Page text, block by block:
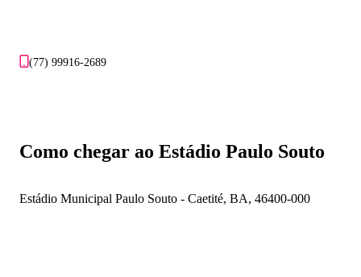
(77) 99916-2689
Como chegar ao Estádio Paulo Souto
Estádio Municipal Paulo Souto - Caetité, BA, 46400-000